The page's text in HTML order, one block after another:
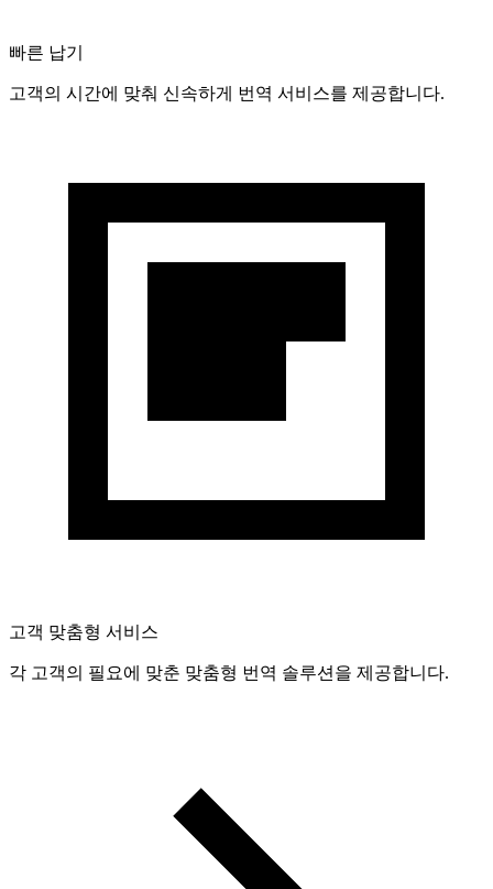
빠른 납기
고객의 시간에 맞춰 신속하게 번역 서비스를 제공합니다.
고객 맞춤형 서비스
각 고객의 필요에 맞춘 맞춤형 번역 솔루션을 제공합니다.